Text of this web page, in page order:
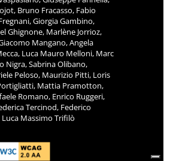
Bruno Fracasso, Fabio
Giorgia Gambino,
Ghignone, Marlène Jorrioz,
Mangano, Angela
Luca Mauro Melloni, Marc
Nigra, Sabrina Olibano,
Peloso, Maurizio Pitti, Loris
Mattia Pramotton,
Romano, Enrico Ruggeri,
Tercinod, Federico
Massimo Trifilò